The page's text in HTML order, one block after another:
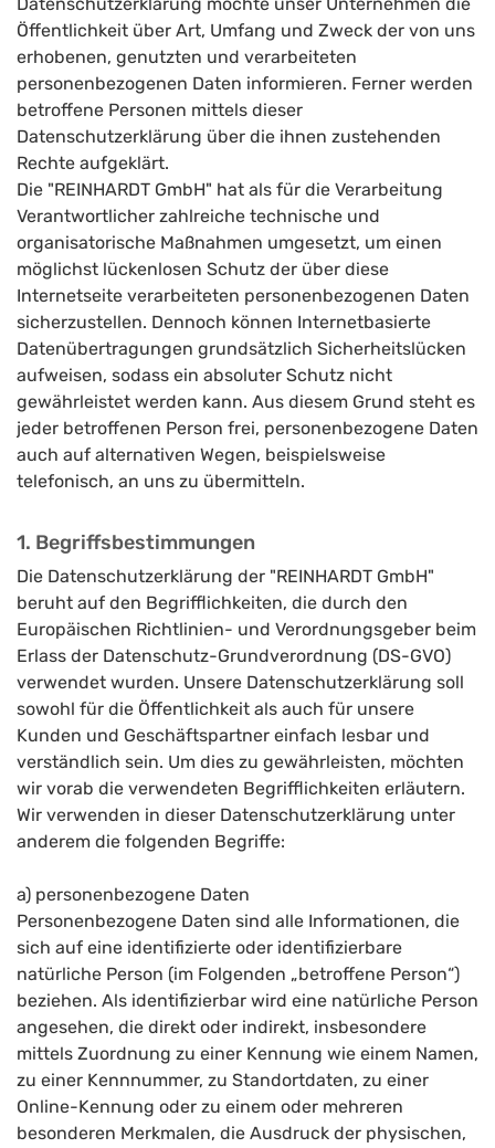
Öffentlichkeit über Art, Umfang und Zweck der von uns
erhobenen, genutzten und verarbeiteten
personenbezogenen Daten informieren. Ferner werden
betroffene Personen mittels dieser
Datenschutzerklärung über die ihnen zustehenden
Rechte aufgeklärt.
Die "REINHARDT GmbH" hat als für die Verarbeitung
Verantwortlicher zahlreiche technische und
organisatorische Maßnahmen umgesetzt, um einen
möglichst lückenlosen Schutz der über diese
Internetseite verarbeiteten personenbezogenen Daten
sicherzustellen. Dennoch können Internetbasierte
Datenübertragungen grundsätzlich Sicherheitslücken
aufweisen, sodass ein absoluter Schutz nicht
gewährleistet werden kann. Aus diesem Grund steht es
jeder betroffenen Person frei, personenbezogene Daten
auch auf alternativen Wegen, beispielsweise
telefonisch, an uns zu übermitteln.
1. Begriffsbestimmungen
Die Datenschutzerklärung der "REINHARDT GmbH"
beruht auf den Begrifflichkeiten, die durch den
Europäischen Richtlinien- und Verordnungsgeber beim
Erlass der Datenschutz-Grundverordnung (DS-GVO)
verwendet wurden. Unsere Datenschutzerklärung soll
sowohl für die Öffentlichkeit als auch für unsere
Kunden und Geschäftspartner einfach lesbar und
verständlich sein. Um dies zu gewährleisten, möchten
wir vorab die verwendeten Begrifflichkeiten erläutern.
Wir verwenden in dieser Datenschutzerklärung unter
anderem die folgenden Begriffe:
a) personenbezogene Daten
Personenbezogene Daten sind alle Informationen, die
sich auf eine identifizierte oder identifizierbare
natürliche Person (im Folgenden „betroffene Person“)
beziehen. Als identifizierbar wird eine natürliche Person
angesehen, die direkt oder indirekt, insbesondere
mittels Zuordnung zu einer Kennung wie einem Namen,
zu einer Kennnummer, zu Standortdaten, zu einer
Online-Kennung oder zu einem oder mehreren
besonderen Merkmalen, die Ausdruck der physischen,